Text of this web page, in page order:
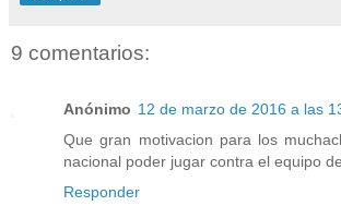
9 comentarios:
Anónimo 12 de marzo de 2016 a las
Que gran motivacion para los
nacional poder jugar contra el equipo
Responder